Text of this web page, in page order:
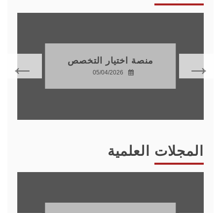
منصة اختيار التخصص
05/04/2026
المجلات العلمية